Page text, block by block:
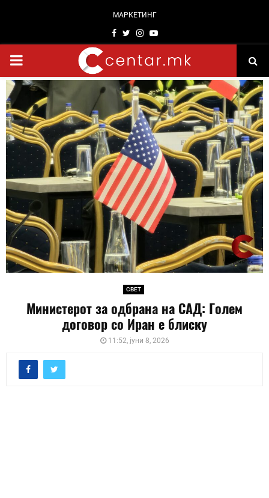
МАРКЕТИНГ
Facebook
TwitterInstagram
Youtube
PRIMARY
MENU
СВЕТ
Министерот за одбрана на САД: Голем
договор со Иран е блиску
11:52, јуни 8, 2026